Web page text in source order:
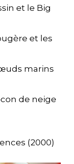
et le Big
et les
marins
de neige
(2000)